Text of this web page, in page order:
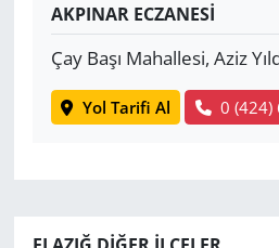
AKPINAR ECZANESİ
Çay Başı Mahallesi, Aziz
Yol Tarifi Al 0 (424)